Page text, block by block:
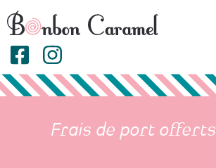
Frais de port offerts